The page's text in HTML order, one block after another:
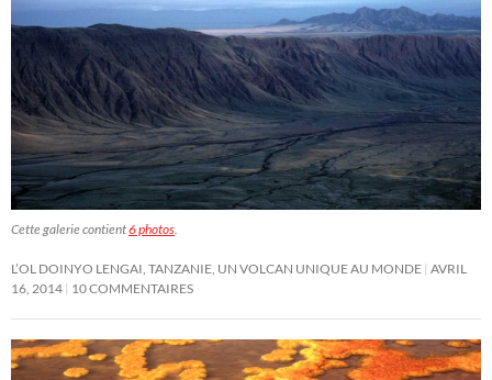
Cette galerie contient6 photos.
L’OL DOINYO LENGAI, TANZANIE, UN VOLCAN UNIQUE AU MONDE AVRIL
16, 2014 10 COMMENTAIRES